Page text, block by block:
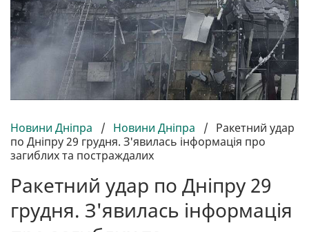
Новини Дніпра / Новини Дніпра / Ракетний удар
по Дніпру 29 грудня. З'явилась інформація про
загиблих та постраждалих
Ракетний удар по Дніпру 29
грудня. З'явилась інформація